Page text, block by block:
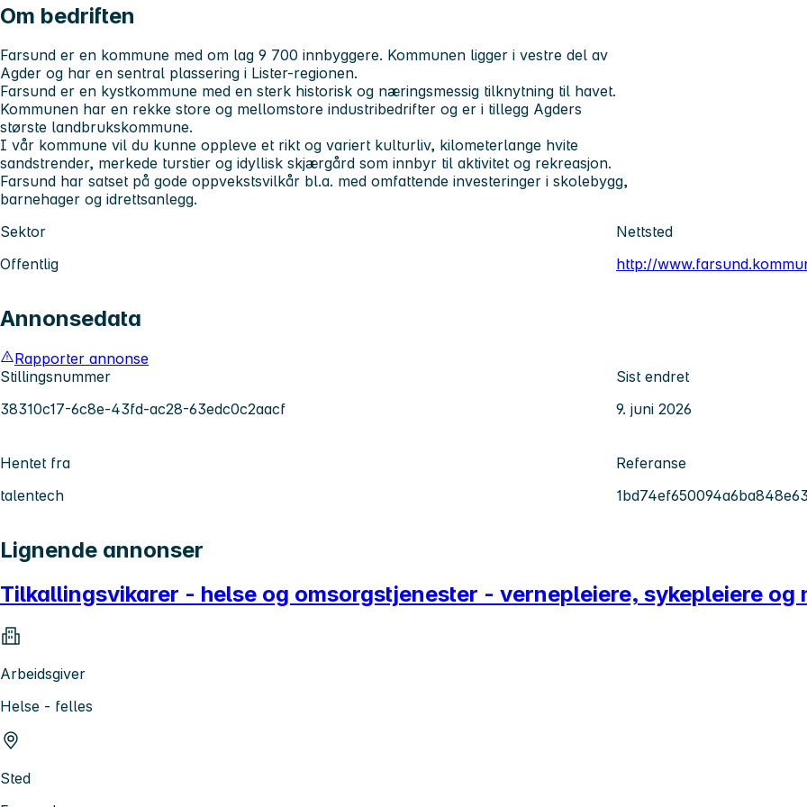
Om bedriften
Farsund er en kommune med om lag 9 700 innbyggere. Kommunen ligger i vestre del av
Agder og har en sentral plassering i Lister-regionen.
Farsund er en kystkommune med en sterk historisk og næringsmessig tilknytning til havet.
Kommunen har en rekke store og mellomstore industribedrifter og er i tillegg Agders
største landbrukskommune.
I vår kommune vil du kunne oppleve et rikt og variert kulturliv, kilometerlange hvite
sandstrender, merkede turstier og idyllisk skjærgård som innbyr til aktivitet og rekreasjon.
Farsund har satset på gode oppvekstsvilkår bl.a. med omfattende investeringer i skolebygg,
barnehager og idrettsanlegg.
Sektor
Offentlig
Nettsted
http://
Annonsedata
Rapporter annonse
Stillingsnummer
38310c17-6c8e-43fd-ac28-63edc0c2aacf
Sist endret
9. juni 2026
Hentet fra
talentech
Referanse
Lignende annonser
Tilkallingsvikarer - helse og omsorgstjenester - vernepleiere, sykepleiere og
Arbeidsgiver
Helse - felles
Sted